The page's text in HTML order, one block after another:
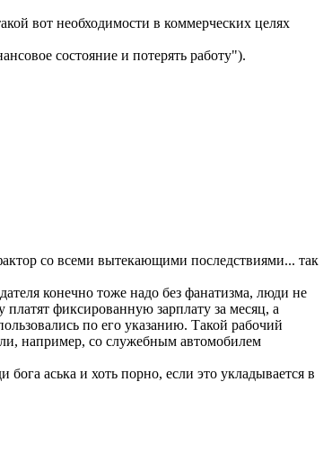
вот необходимости в коммерческих целях
состояние и потерять работу").
со всеми вытекающими последствиями... так
конечно тоже надо без фанатизма, люди не
фиксированную зарплату за месяц, а
по его указанию. Такой рабочий
например, со служебным автомобилем
аська и хоть порно, если это укладывается в